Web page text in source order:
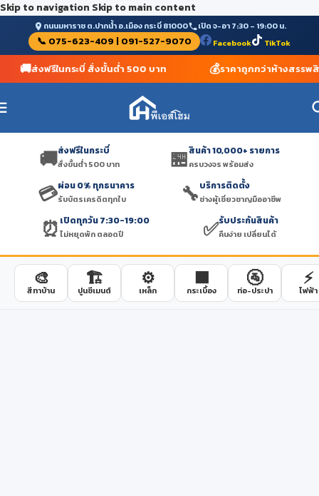
Skip to navigation Skip to main content
ถนนมหาราช ต.ปากน้ำ อ.เมือง กระบี่ 81000 เปิด จ-อา 7:30 – 19:00 น.
📞 075-623-409 | 091-527-9070 Facebook TikTok
🚚ส่งฟรีในกระบี่ สั่งขั้นต่ำ 500 บาท 💰ราคาถูกกว่าห้างสรรพสิ
🚚ส่งฟรีในกระบี่
สั่งขั้นต่ำ 500 บาท 🏪สินค้า 10,000+ รายการ
ครบวงจร พร้อมส่ง
💳ผ่อน 0% ทุกธนาคาร
รับบัตรเครดิตทุกใบ 🔧บริการติดตั้ง
ช่างผู้เชี่ยวชาญมืออาชีพ
⏰ เปิดทุกวัน 7:30-19:00
ไม่หยุดพัก ตลอดปี ✅รับประกันสินค้า
คืนง่าย เปลี่ยนได้
🎨
สีทาบ้าน
🏗️
ปูนซีเมนต์
⚙️
เหล็ก
🟫
กระเบื้อง
🚰
ท่อ-ประปา
⚡
ไฟฟ้า